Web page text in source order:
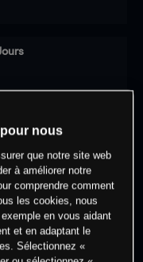
à
nous
que notre site web
à améliorer notre
comprendre comment
les cookies, nous
en vous aidant
et en adaptant le
Sélectionnez «